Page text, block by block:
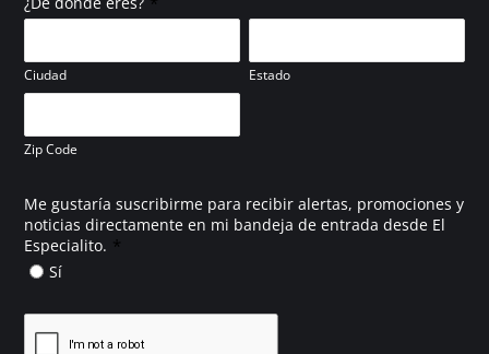
Ciudad Estado
Zip Code
Me gustaría suscribirme para recibir alertas, promociones y
noticias directamente en mi bandeja de entrada desde El
Especialito. *
Sí